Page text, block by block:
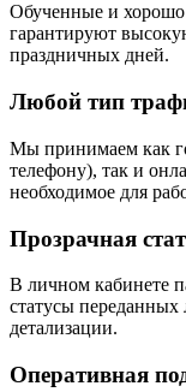
Обученные и
гарантируют
праздничных дней.
Любой тип
Мы принимаем как
телефону), так и
необходимое для
Прозрачная
В личном кабинете
статусы
детализации.
Оперативная